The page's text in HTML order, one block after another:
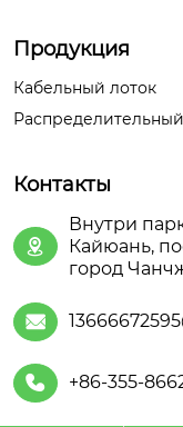
Продукция
Кабельный лоток
Контакты

Внутри
Кайюань,
город

 +86-355-